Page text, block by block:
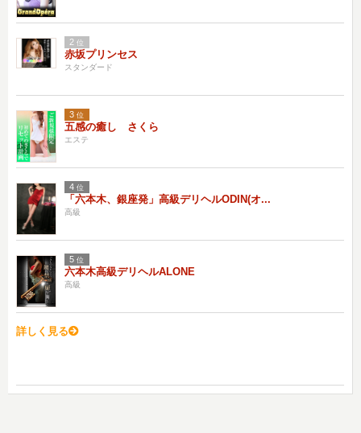
2 位
赤坂プリンセス
スタンダード
3 位
五感の癒し さくら
エステ
4 位
「六本木、銀座発」高級デリヘルODIN(オ...
高級
5 位
六本木高級デリヘルALONE
高級
詳しく見る